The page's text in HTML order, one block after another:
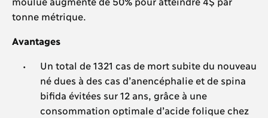
tonne métrique.
Avantages
Un total de 1321 cas de mort subite du nouveau
né dues à des cas d’anencéphalie et de spina
bifida évitées sur 12 ans, grâce à une
consommation optimale d’acide folique chez